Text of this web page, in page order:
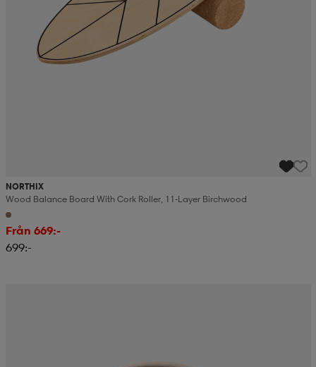
NORTHIX
Wood Balance Board With Cork Roller, 11-Layer Birchwood
Från 669:-
699:-